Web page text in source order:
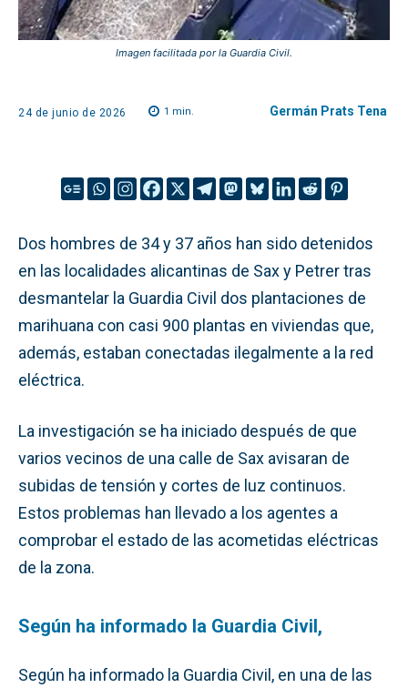
Imagen facilitada por la Guardia Civil.
24 de junio de 2026 1 min. Germán Prats Tena
Dos hombres de 34 y 37 años han sido detenidos
en las localidades alicantinas de Sax y Petrer tras
desmantelar la Guardia Civil dos plantaciones de
marihuana con casi 900 plantas en viviendas que,
además, estaban conectadas ilegalmente a la red
eléctrica.
La investigación se ha iniciado después de que
varios vecinos de una calle de Sax avisaran de
subidas de tensión y cortes de luz continuos.
Estos problemas han llevado a los agentes a
comprobar el estado de las acometidas eléctricas
de la zona.
Según ha informado la Guardia Civil,
Según ha informado la Guardia Civil, en una de las